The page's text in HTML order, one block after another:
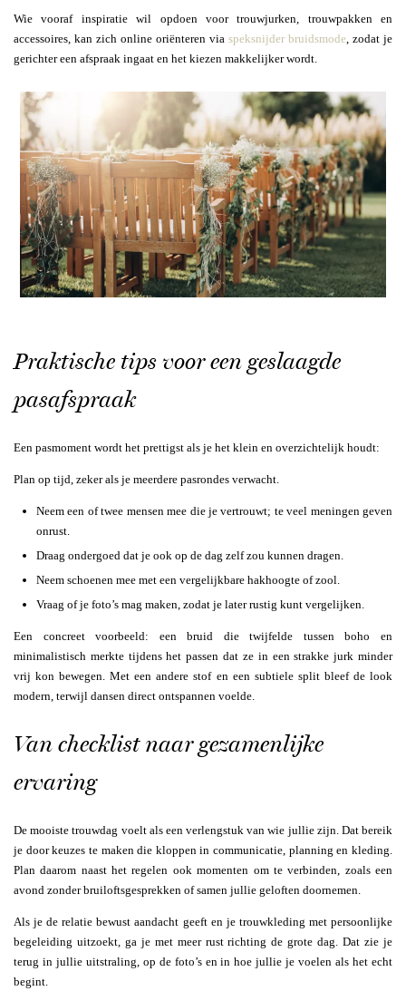
Wie vooraf inspiratie wil opdoen voor trouwjurken, trouwpakken en
accessoires, kan zich online oriënteren via speksnijder bruidsmode , zodat je
gerichter een afspraak ingaat en het kiezen makkelijker wordt.
Praktische tips voor een geslaagde
pasafspraak
Een pasmoment wordt het prettigst als je het klein en overzichtelijk houdt:
Plan op tijd, zeker als je meerdere pasrondes verwacht.
Neem een of twee mensen mee die je vertrouwt; te veel meningen geven
onrust.
Draag ondergoed dat je ook op de dag zelf zou kunnen dragen.
Neem schoenen mee met een vergelijkbare hakhoogte of zool.
Vraag of je foto’s mag maken, zodat je later rustig kunt vergelijken.
Een concreet voorbeeld: een bruid die twijfelde tussen boho en
minimalistisch merkte tijdens het passen dat ze in een strakke jurk minder
vrij kon bewegen. Met een andere stof en een subtiele split bleef de look
modern, terwijl dansen direct ontspannen voelde.
Van checklist naar gezamenlijke
ervaring
De mooiste trouwdag voelt als een verlengstuk van wie jullie zijn. Dat bereik
je door keuzes te maken die kloppen in communicatie, planning en kleding.
Plan daarom naast het regelen ook momenten om te verbinden, zoals een
avond zonder bruiloftsgesprekken of samen jullie geloften doornemen.
Als je de relatie bewust aandacht geeft en je trouwkleding met persoonlijke
begeleiding uitzoekt, ga je met meer rust richting de grote dag. Dat zie je
terug in jullie uitstraling, op de foto’s en in hoe jullie je voelen als het echt
begint.